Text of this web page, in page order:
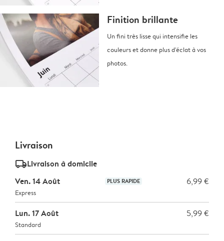
Finition brillante
Un fini très lisse qui intensifie les
couleurs et donne plus d'éclat à vos
photos.
Livraison
delivery_standard_v2Livraison à domicile
Ven. 14 Août
PLUS RAPIDE 6,99 €
Express
Lun. 17 Août 5,99 €
Standard